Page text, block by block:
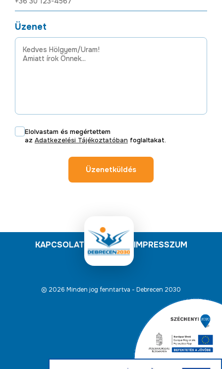
Üzenet
Elolvastam és megértettem
az Adatkezelési Tájékoztatóban foglaltakat.
Üzenetküldés
KAPCSOLAT IMPRESSZUM
© 2026 Minden jog fenntartva - Debrecen 2030